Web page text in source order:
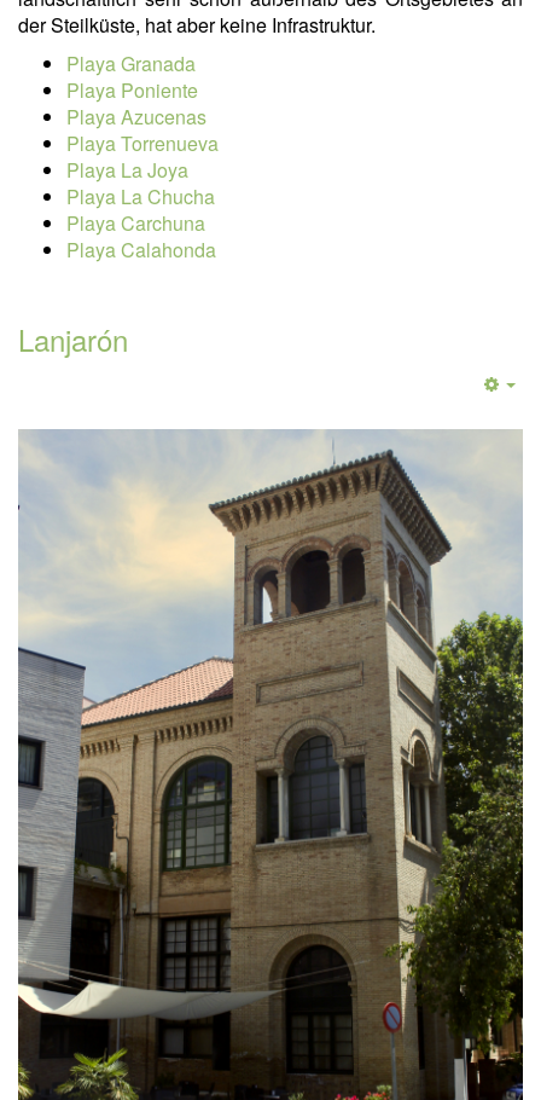
der Steilküste, hat aber keine Infrastruktur.
Playa Granada
Playa Poniente
Playa Azucenas
Playa Torrenueva
Playa La Joya
Playa La Chucha
Playa Carchuna
Playa Calahonda
Lanjarón